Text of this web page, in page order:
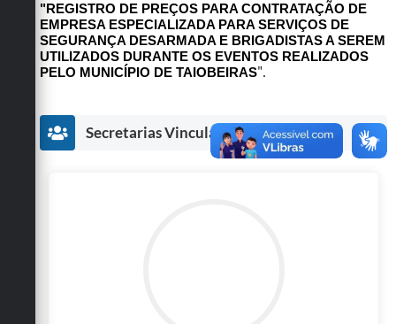
Links
Telefones Úteis
Sala M. do Empreendedor
Secretarias
"REGISTRO DE PREÇOS PARA CONTRATAÇÃO DE
EMPRESA ESPECIALIZADA PARA SERVIÇOS DE
SEGURANÇA DESARMADA E BRIGADISTAS A SEREM
UTILIZADOS DURANTE OS EVENTOS REALIZADOS
PELO MUNICÍPIO DE TAIOBEIRAS".
Secretarias Vinculadas